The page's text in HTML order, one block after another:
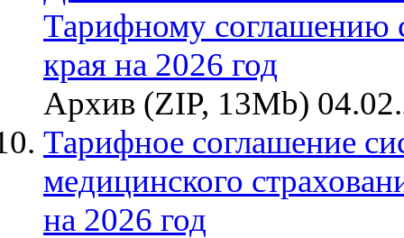
Тарифному соглашению
края на 2026 год
Архив (ZIP, 13Mb)
Тарифное соглашение
медицинского
на 2026 год